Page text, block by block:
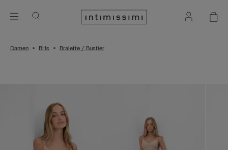
Damen BHs Bralette / Bustier